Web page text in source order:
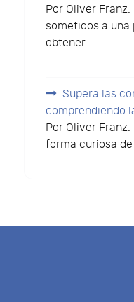
Por Oliver
sometidos a
obtener...
Supera las
comprendiendo
Por Oliver
forma curiosa